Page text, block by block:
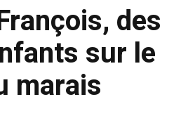
des
sur le
marais